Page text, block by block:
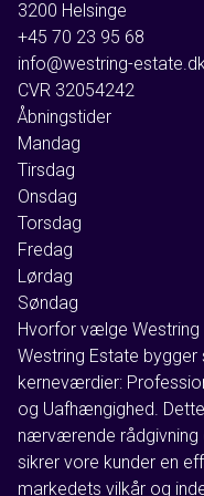
3200 Helsinge
+45 70 23 95 68
info@westring-
CVR 32054242
Åbningstider
Mandag
Tirsdag
Onsdag
Torsdag
Fredag
Lørdag
Søndag
Hvorfor vælge Westring
Westring Estate
kerneværdier:
og Uafhængighed.
nærværende rådgivning
sikrer vore kunder en
markedets vilkår og